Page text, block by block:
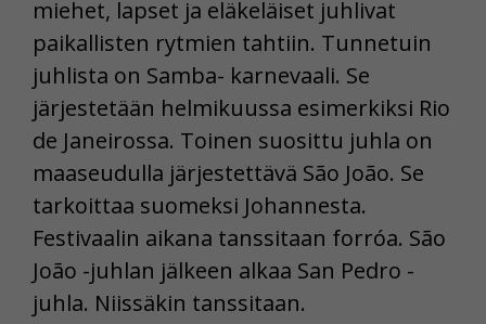
miehet, lapset ja eläkeläiset juhlivat
paikallisten rytmien tahtiin. Tunnetuin
juhlista on Samba- karnevaali. Se
järjestetään helmikuussa esimerkiksi Rio
de Janeirossa. Toinen suosittu juhla on
maaseudulla järjestettävä São João. Se
tarkoittaa suomeksi Johannesta.
Festivaalin aikana tanssitaan forróa. São
João -juhlan jälkeen alkaa San Pedro -
juhla. Niissäkin tanssitaan.